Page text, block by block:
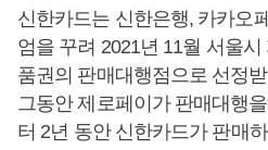
신한카드는 신한은행, 카카오
엄을 꾸려 2021년 11월 서울
품권의 판매대행점으로 선정
그동안 제로페이가 판매대행
터 2년 동안 신한카드가 판매